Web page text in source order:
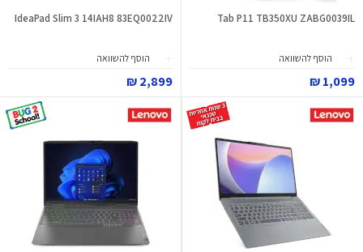
Tab P11 TB350XU ZABG0039IL
הוסף להשוואה
1,099 ₪
IdeaPad Slim 3 14IAH8 83EQ0022IV
הוסף להשוואה
2,899 ₪